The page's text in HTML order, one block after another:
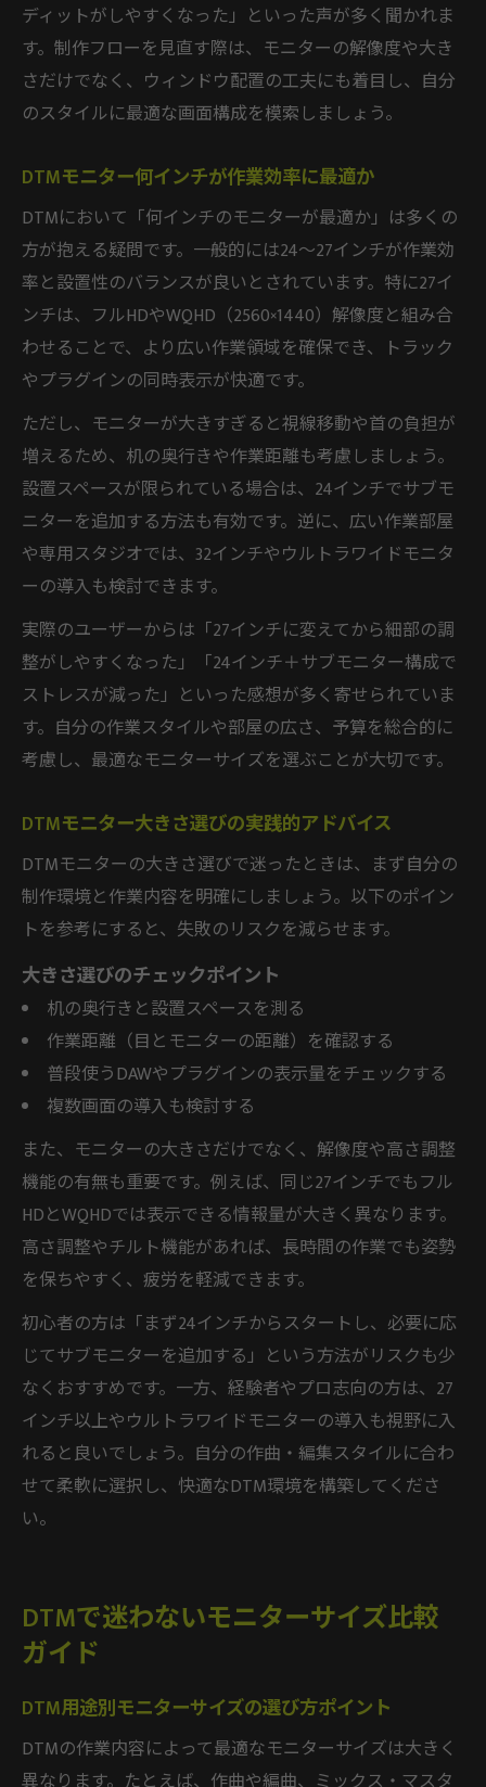
ディットがしやすくなった」といった声が多く聞かれま
す。制作フローを見直す際は、モニターの解像度や大き
さだけでなく、ウィンドウ配置の工夫にも着目し、自分
のスタイルに最適な画面構成を模索しましょう。
DTMモニター何インチが作業効率に最適か
DTMにおいて「何インチのモニターが最適か」は多くの
方が抱える疑問です。一般的には24〜27インチが作業効
率と設置性のバランスが良いとされています。特に27イ
ンチは、フルHDやWQHD（2560×1440）解像度と組み合
わせることで、より広い作業領域を確保でき、トラック
やプラグインの同時表示が快適です。
ただし、モニターが大きすぎると視線移動や首の負担が
増えるため、机の奥行きや作業距離も考慮しましょう。
設置スペースが限られている場合は、24インチでサブモ
ニターを追加する方法も有効です。逆に、広い作業部屋
や専用スタジオでは、32インチやウルトラワイドモニタ
ーの導入も検討できます。
実際のユーザーからは「27インチに変えてから細部の調
整がしやすくなった」「24インチ＋サブモニター構成で
ストレスが減った」といった感想が多く寄せられていま
す。自分の作業スタイルや部屋の広さ、予算を総合的に
考慮し、最適なモニターサイズを選ぶことが大切です。
DTMモニター大きさ選びの実践的アドバイス
DTMモニターの大きさ選びで迷ったときは、まず自分の
制作環境と作業内容を明確にしましょう。以下のポイン
トを参考にすると、失敗のリスクを減らせます。
大きさ選びのチェックポイント
机の奥行きと設置スペースを測る
作業距離（目とモニターの距離）を確認する
普段使うDAWやプラグインの表示量をチェックする
複数画面の導入も検討する
また、モニターの大きさだけでなく、解像度や高さ調整
機能の有無も重要です。例えば、同じ27インチでもフル
HDとWQHDでは表示できる情報量が大きく異なります。
高さ調整やチルト機能があれば、長時間の作業でも姿勢
を保ちやすく、疲労を軽減できます。
初心者の方は「まず24インチからスタートし、必要に応
じてサブモニターを追加する」という方法がリスクも少
なくおすすめです。一方、経験者やプロ志向の方は、27
インチ以上やウルトラワイドモニターの導入も視野に入
れると良いでしょう。自分の作曲・編集スタイルに合わ
せて柔軟に選択し、快適なDTM環境を構築してくださ
い。
DTMで迷わないモニターサイズ比較
ガイド
DTM用途別モニターサイズの選び方ポイント
DTMの作業内容によって最適なモニターサイズは大きく